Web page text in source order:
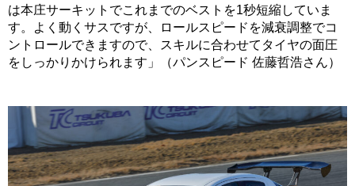
は本庄サーキットでこれまでのベストを1秒短縮していま
す。よく動くサスですが、ロールスピードを減衰調整でコ
ントロールできますので、スキルに合わせてタイヤの面圧
をしっかりかけられます」（パンスピード 佐藤哲浩さん）